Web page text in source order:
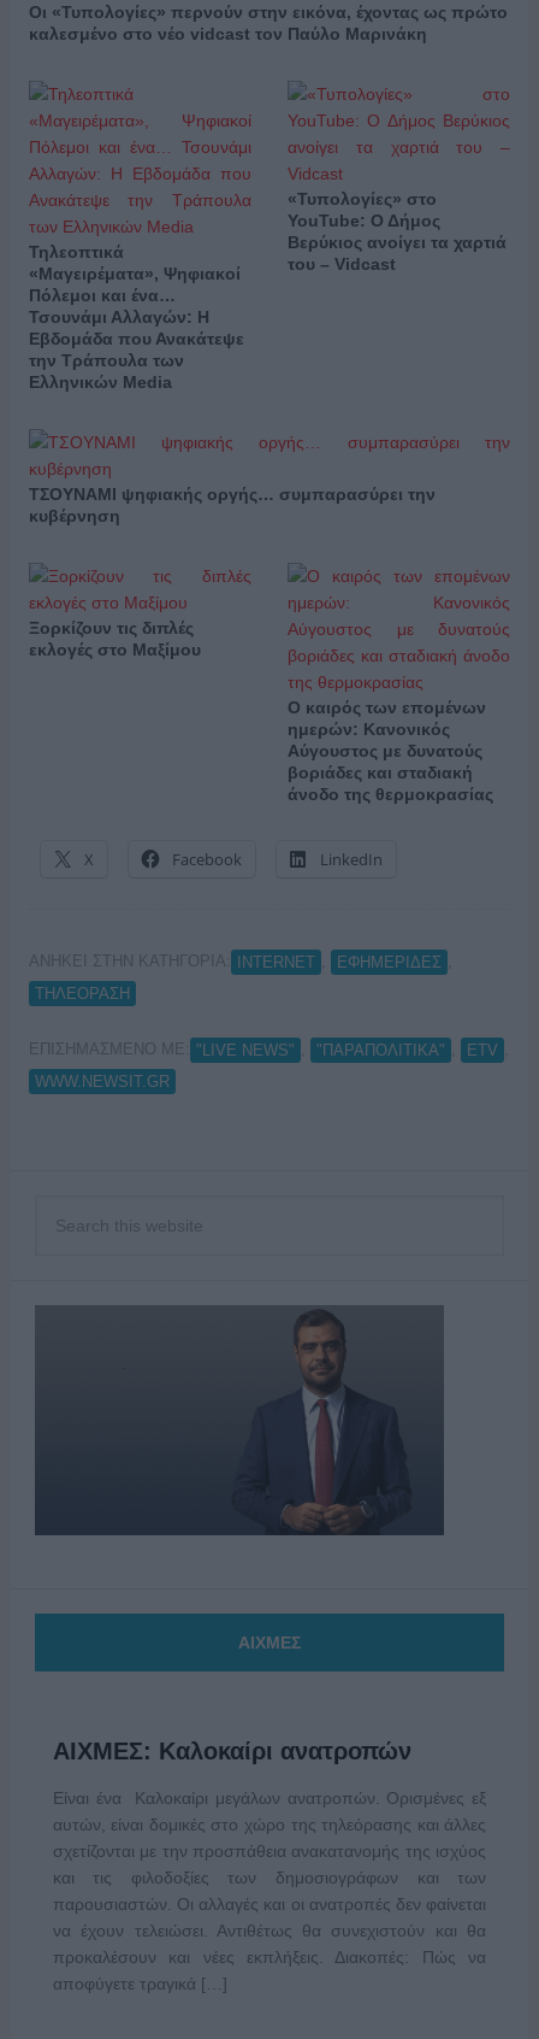
Οι «Τυπολογίες» περνούν στην εικόνα, έχοντας ως πρώτο
καλεσμένο στο νέο vidcast τον Παύλο Μαρινάκη
Τηλεοπτικά
«Μαγειρέματα», Ψηφιακοί
Πόλεμοι και ένα…
Τσουνάμι Αλλαγών: Η
Εβδομάδα που Ανακάτεψε
την Τράπουλα των
Ελληνικών Media
«Τυπολογίες» στο
YouTube: Ο Δήμος
Βερύκιος ανοίγει τα χαρτιά
του – Vidcast
ΤΣΟΥΝΑΜΙ ψηφιακής οργής… συμπαρασύρει την
κυβέρνηση
Ξορκίζουν τις διπλές
εκλογές στο Μαξίμου
Ο καιρός των επομένων
ημερών: Κανονικός
Αύγουστος με δυνατούς
βοριάδες και σταδιακή
άνοδο της θερμοκρασίας
X Facebook LinkedIn
ΑΝΗΚΕΙ ΣΤΗΝ ΚΑΤΗΓΟΡΙΑ: INTERNET ΕΦΗΜΕΡΙΔΕΣ
ΤΗΛΕΟΡΑΣΗ
ΕΠΙΣΗΜΑΣΜΕΝΟ ΜΕ: "LIVE NEWS" "ΠΑΡΑΠΟΛΙΤΙΚΑ" ETV
WWW.NEWSIT.GR
ΑΙΧΜΕΣ
ΑΙΧΜΕΣ: Καλοκαίρι ανατροπών
Είναι ένα Καλοκαίρι μεγάλων ανατροπών. Ορισμένες εξ
αυτών, είναι δομικές στο χώρο της τηλεόρασης και άλλες
σχετίζονται με την προσπάθεια ανακατανομής της ισχύος
και τις φιλοδοξίες των δημοσιογράφων και των
παρουσιαστών. Οι αλλαγές και οι ανατροπές δεν φαίνεται
να έχουν τελειώσει. Αντιθέτως θα συνεχιστούν και θα
προκαλέσουν και νέες εκπλήξεις. Διακοπές: Πώς να
αποφύγετε τραγικά […]